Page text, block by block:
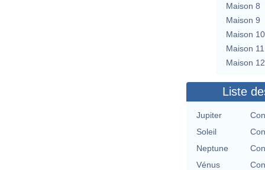
Maison 8
Maison 9
Maison 10
Maison 11
Maison 12
Liste
Jupiter
Soleil
Neptune
Vénus